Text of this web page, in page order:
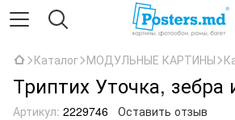
Каталог МОДУЛЬНЫЕ КАРТИНЫ
Триптих Уточка, зебра
Артикул: 2229746 Оставить отзыв